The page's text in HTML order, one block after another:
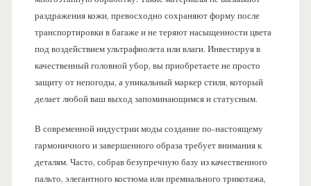
раздражения кожи, превосходно сохраняют форму после
транспортировки в багаже и не теряют насыщенности цвета
под воздействием ультрафиолета или влаги. Инвестируя в
качественный головной убор, вы приобретаете не просто
защиту от непогоды, а уникальный маркер стиля, который
делает любой ваш выход запоминающимся и статусным.
В современной индустрии моды создание по-настоящему
гармоничного и завершенного образа требует внимания к
деталям. Часто, собрав безупречную базу из качественного
пальто, элегантного костюма или премиального трикотажа,